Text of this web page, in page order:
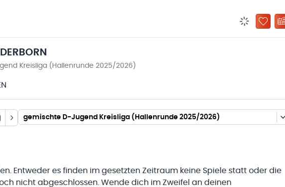
ZU
Kreisliga (Hallenrunde 2025/2026)
gemischte D-Jugend Kreisliga (Hallenrunde 2025/2026)
Entweder es finden im gesetzten Zeitraum keine Spiele statt oder die
nicht abgeschlossen. Wende dich im Zweifel an deinen